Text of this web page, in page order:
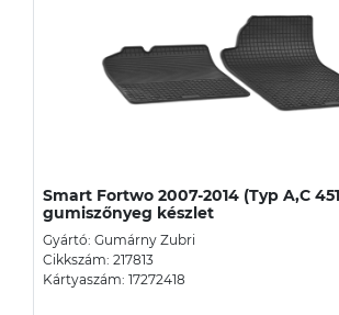
Smart Fortwo 2007-2014 (Typ A,C
gumiszőnyeg készlet
Gyártó: Gumárny Zubri
Cikkszám: 217813
Kártyaszám: 17272418